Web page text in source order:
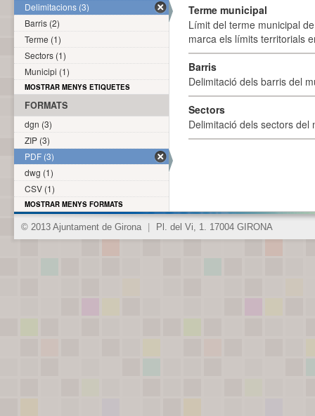
Terme municipal
Límit del terme municipal
marca els límits territorials
Barris
Delimitació dels barris del
Sectors
Delimitació dels sectors del
Delimitacions (3)
Barris (2)
Terme (1)
Sectors (1)
Municipi (1)
MOSTRAR MENYS ETIQUETES
FORMATS
dgn (3)
ZIP (3)
PDF (3)
dwg (1)
CSV (1)
MOSTRAR MENYS FORMATS
© 2013 Ajuntament de Girona Pl. del Vi, 1. 17004 GIRONA